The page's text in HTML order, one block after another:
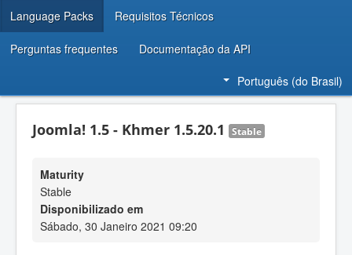
Language Packs Requisitos Técnicos
Perguntas frequentes Documentação da API
Português (do Brasil)
Joomla! 1.5 - Khmer 1.5.20.1 Stable
Maturity
Stable
Disponibilizado em
Sábado, 30 Janeiro 2021 09:20